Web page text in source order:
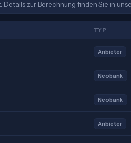
zur Berechnung finden Sie in
TYP
Anbieter
Neobank
Neobank
Anbieter